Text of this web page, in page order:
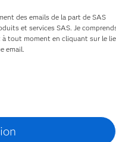
des emails de la part de SAS
et services SAS. Je
tout moment en cliquant sur le
email.